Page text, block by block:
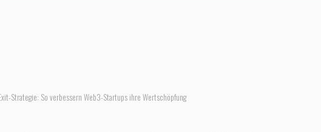
Strategie: So verbessern Web3-Startups ihre Wertschöpfung